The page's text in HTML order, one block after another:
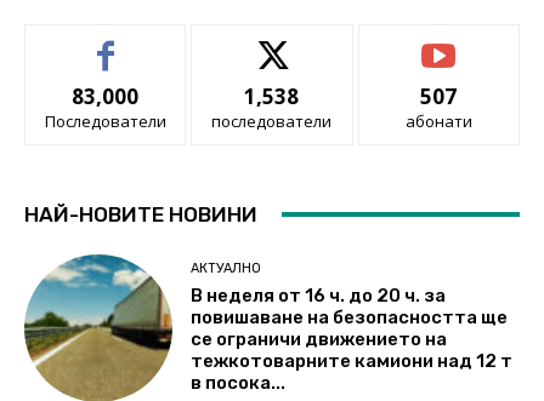
83,000
Последователи
1,538
последователи
507
абонати
НАЙ-НОВИТЕ НОВИНИ
АКТУАЛНО
В неделя от 16 ч. до 20 ч. за
повишаване на безопасността ще
се ограничи движението на
тежкотоварните камиони над 12 т
в посока...